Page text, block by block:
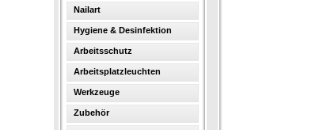
Nailart
Hygiene & Desinfektion
Arbeitsschutz
Arbeitsplatzleuchten
Werkzeuge
Zubehör